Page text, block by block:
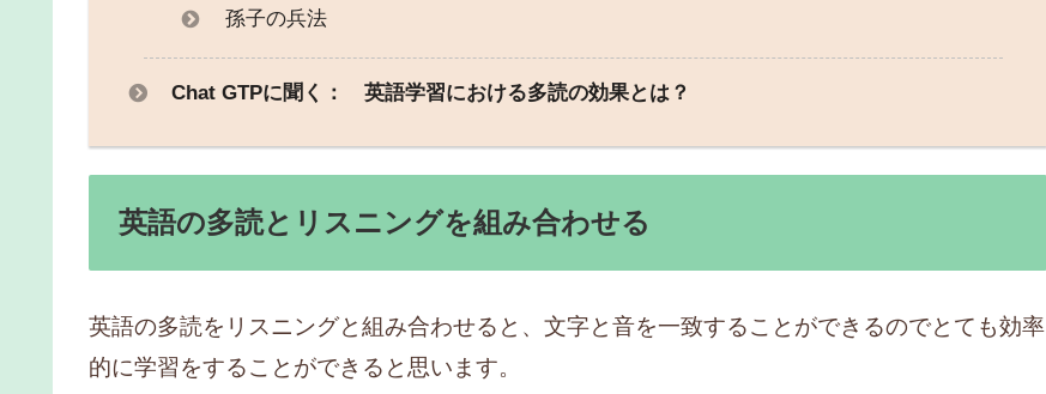
孫子の兵法
Chat GTPに聞く： 英語学習における多読の効果とは？
英語の多読とリスニングを組み合わせる
英語の多読をリスニングと組み合わせると、文字と音を一致することができるのでとても効率
的に学習をすることができると思います。